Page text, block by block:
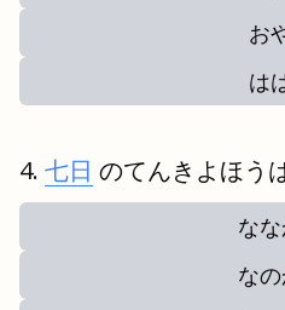
お
は
七日 のてんきよほう
な
な